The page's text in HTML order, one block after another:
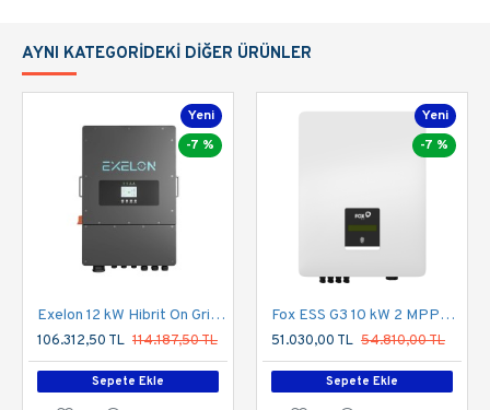
DATASHEET
AYNI KATEGORIDEKI DIĞER ÜRÜNLER
Yeni
-7 %
Exelon 12 kW Hibrit On Grid İnverter LV 48V Trifaze 380V
106.312,50 TL 114.187,50 TL
Sepete Ekle
Yeni
-7 %
Fox ESS G3 10 kW 2 MPPT 3 Faz On-Grid İnverter
51.030,00 TL 54.810,00 TL
Sepete Ekle